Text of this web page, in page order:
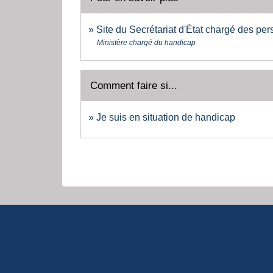
Site du Secrétariat d'État chargé des
Ministère chargé du handicap
Comment faire si...
Je suis en situation de handicap